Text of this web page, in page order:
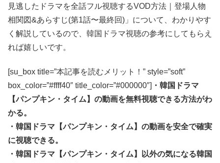
見逃したドラマを全話フル視聴するVOD方法｜登場人物
相関図&あらすじ(第1話〜最終回)」について、わかりやす
く解説しているので、韓国ドラマ視聴の参考にしてもらえ
れば嬉しいです。
[su_box title=”本記事を読むメリット！” style=”soft”
box_color=”#ffff40″ title_color=”#000000″] ・韓国ドラマ
【パンプキン・タイム】の動画を無料視聴できる方法がわ
かる。
・韓国ドラマ【パンプキン・タイム】の動画を安全で確実
に視聴できる。
・韓国ドラマ【パンプキン・タイム】以外の気になる韓国